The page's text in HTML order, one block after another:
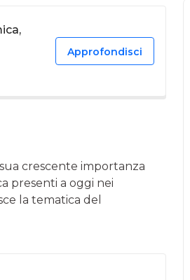
Approfondisci
crescente importanza
presenti a oggi nei
la tematica del